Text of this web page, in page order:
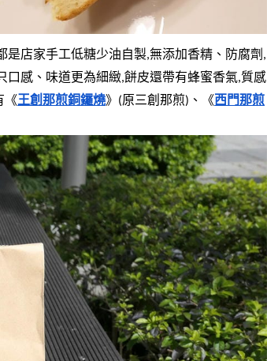
是店家手工低糖少油自製,無添加香精、防腐劑,
口感、味道更為細緻,餅皮還帶有蜂蜜香氣,質感
《王創那煎銅鑼燒》(原三創那煎)、《西門那煎